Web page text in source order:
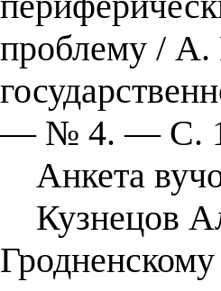
проблему / А.
— № 4. — С.
Анкета
Кузнецов